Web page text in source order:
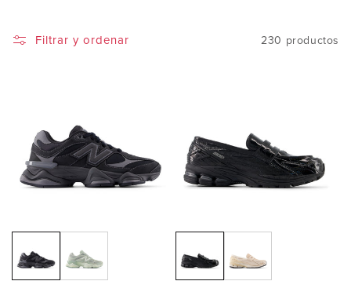
l
n
Filtrar y ordenar 230 productos